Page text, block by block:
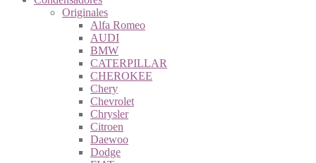
Originales
Alfa Romeo
AUDI
BMW
CATERPILLAR
CHEROKEE
Chery
Chevrolet
Chrysler
Citroen
Daewoo
Dodge